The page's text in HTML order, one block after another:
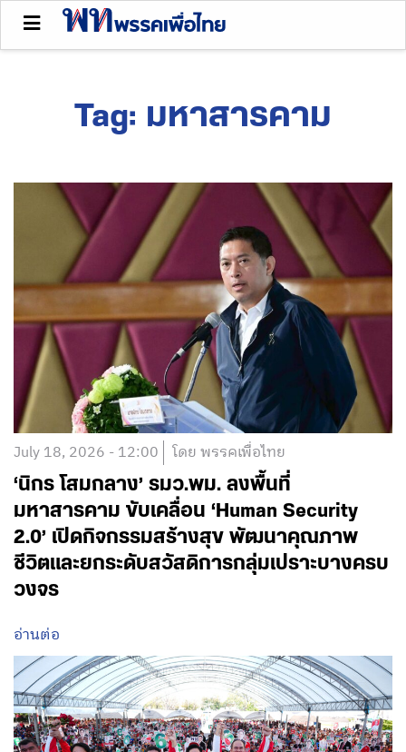
Tag: มหาสารคาม
July 18, 2026 - 12:00 โดย พรรคเพื่อไทย
‘นิกร โสมกลาง’ รมว.พม. ลงพื้นที่
มหาสารคาม ขับเคลื่อน ‘Human Security
2.0’ เปิดกิจกรรมสร้างสุข พัฒนาคุณภาพ
ชีวิตและยกระดับสวัสดิการกลุ่มเปราะบางครบ
วงจร
อ่านต่อ